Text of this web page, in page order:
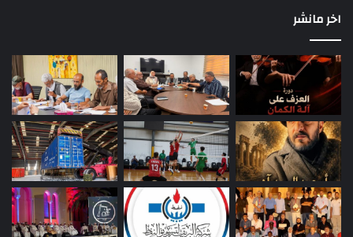
اخر مانشر